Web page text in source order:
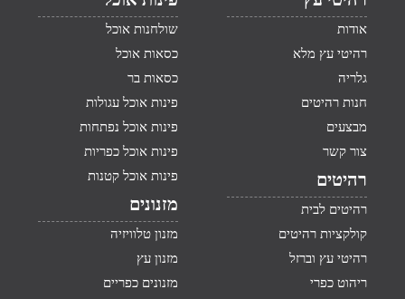
אודות
רהיטי עץ מלא
גלריה
חנות רהיטים
מבצעים
צור קשר
רהיטים
רהיטים לבית
קולקציות רהיטים
רהיטי עץ וברזל
ריהוט כפרי
שולחנות אוכל
כסאות אוכל
כסאות בר
פינות אוכל עגולות
פינות אוכל נפתחות
פינות אוכל כפריות
פינות אוכל קטנות
מזנונים
מזנון טלוויזיה
מזנון עץ
מזנונים כפריים